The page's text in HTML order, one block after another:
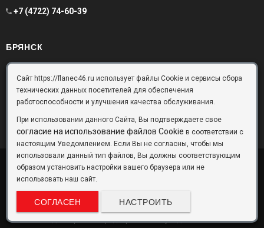
+7 (4722) 74-60-39
БРЯНСК
Брянск, Московский проезд, д.10, офис 3
flanec32@yandex.ru
Copyright © 2026 © ООО «Фланец-Комплект»
внешний вид товаров без предварительного уведомления.
Сайт https://flanec46.ru использует файлы Cookie и сервисы сбора
технических данных посетителей для обеспечения
работоспособности и улучшения качества обслуживания.
При использовании данного Сайта, Вы подтверждаете свое
согласие на использование файлов Cookie в соответствии с
настоящим Уведомлением. Если Вы не согласны, чтобы мы
использовали данный тип файлов, Вы должны соответствующим
образом установить настройки вашего браузера или не
использовать наш сайт.
СОГЛАСЕН НАСТРОИТЬ